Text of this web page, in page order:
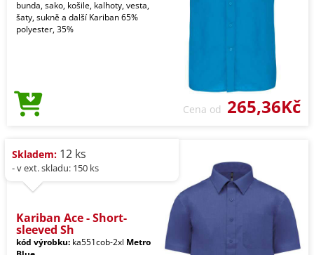
bunda, sako, košile, kalhoty, vesta,
šaty, sukně a další Kariban 65%
polyester, 35%
Cena od 265,36Kč
Skladem: 12 ks
- v ext. skladu: 150 ks
Kariban Ace - Short-
sleeved Sh
kód výrobku: ka551cob-2xl Metro